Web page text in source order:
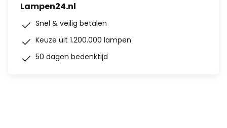
Lampen24.nl
Snel & veilig betalen
Keuze uit 1.200.000 lampen
50 dagen bedenktijd